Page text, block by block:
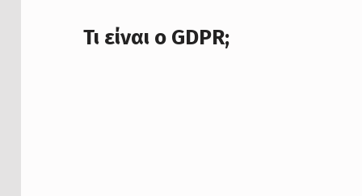
Τι είναι ο GDPR;